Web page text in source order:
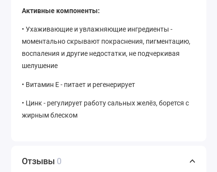
Активные компоненты:
• Ухаживающие и увлажняющие ингредиенты -
моментально скрывают покраснения, пигментацию,
воспаления и другие недостатки, не подчеркивая
шелушение
• Витамин Е - питает и регенерирует
• Цинк - регулирует работу сальных желёз, борется с
жирным блеском
Отзывы 0